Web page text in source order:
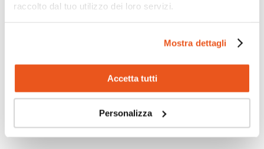
raccolto dal tuo utilizzo dei loro servizi.
Mostra dettagli
Accetta tutti
Personalizza
Scopri di più